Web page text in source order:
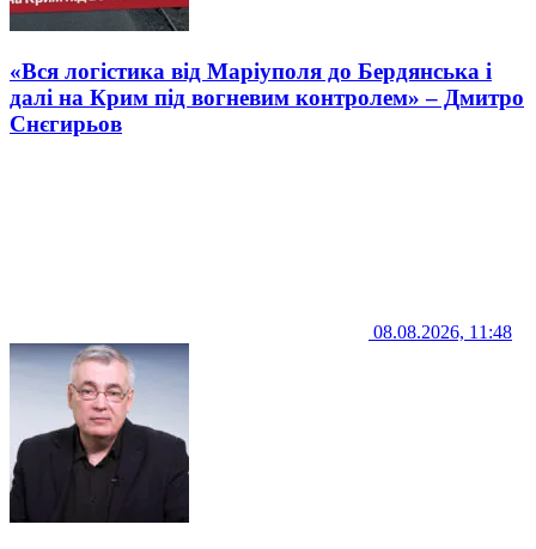
«Вся логістика від Маріуполя до Бердянська і
далі на Крим під вогневим контролем» – Дмитро
Снєгирьов
08.08.2026, 11:48